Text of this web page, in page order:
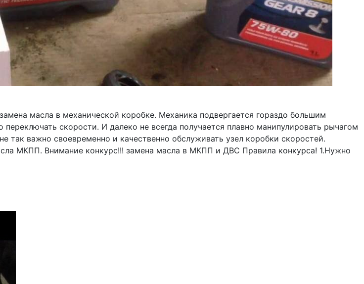
масла в механической коробке. Механика подвергается гораздо большим
скорости. И далеко не всегда получается плавно манипулировать рычагом
так важно своевременно и качественно обслуживать узел коробки скоростей.
МКПП. Внимание конкурс!!! замена масла в МКПП и ДВС Правила конкурса! 1.Нужно